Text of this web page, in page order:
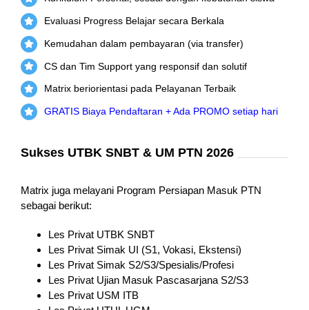
Evaluasi Progress Belajar secara Berkala
Kemudahan dalam pembayaran (via transfer)
CS dan Tim Support yang responsif dan solutif
Matrix beriorientasi pada Pelayanan Terbaik
GRATIS Biaya Pendaftaran + Ada PROMO setiap hari
Sukses UTBK SNBT & UM PTN 2026
Matrix juga melayani Program Persiapan Masuk PTN
sebagai berikut:
Les Privat UTBK SNBT
Les Privat Simak UI (S1, Vokasi, Ekstensi)
Les Privat Simak S2/S3/Spesialis/Profesi
Les Privat Ujian Masuk Pascasarjana S2/S3
Les Privat USM ITB